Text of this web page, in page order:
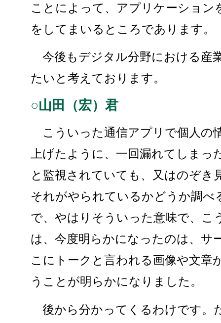
ことによって、アプリケーション
をしてまいるところであります。
今後もデジタル分野における産
たいと考えております。
○山田（宏）君
こういった通信アプリで個人の
上げたように、一回漏れてしま
と監視されていても、又はのぞ
それがやられているかどうか調
で、やはりそういった意味で、こ
は、今度明らかになったのは、サ
こにトークと言われる画像や文章
うことが明らかになりました。
後から分かってくるわけです。